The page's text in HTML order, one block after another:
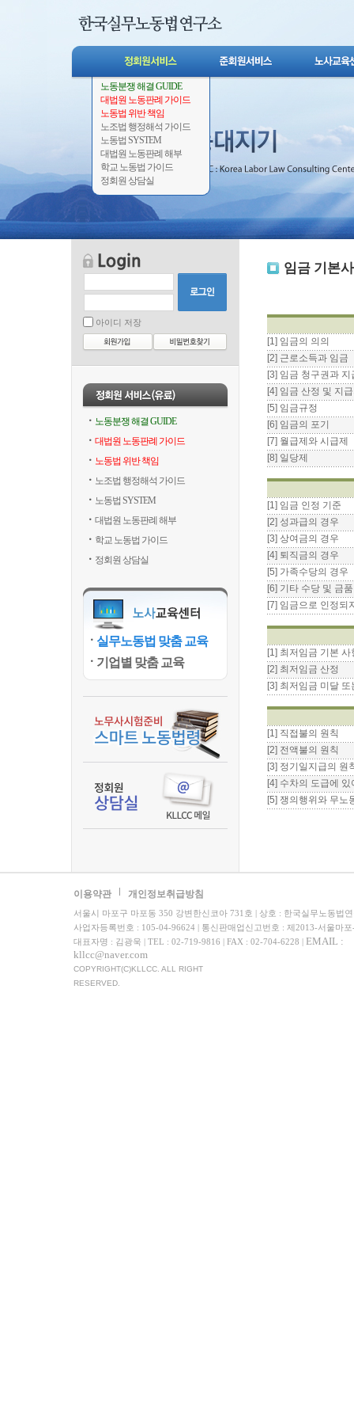
노동분쟁 해결 GUIDE
대법원 노동판례 가이드
노동법 위반 책임
노조법 행정해석 가이드
노동법 SYSTEM
대법원 노동판례 해부
학교 노동법 가이드
정회원 상담실
아이디 저장
노동분쟁 해결 GUIDE
대법원 노동판례 가이드
노동법 위반 책임
노조법 행정해석 가이드
노동법 SYSTEM
대법원 노동판례 해부
학교 노동법 가이드
정회원 상담실
실무노동법 맞춤 교육
기업별 맞춤 교육
임금 기본
[1] 임금의 의의
[2] 근로소득과 임금
[3] 임금 청구권과 지
[4] 임금 산정 및 지
[5] 임금규정
[6] 임금의 포기
[7] 월급제와 시급제
[8] 일당제
[1] 임금 인정 기준
[2] 성과급의 경우
[3] 상여금의 경우
[4] 퇴직금의 경우
[5] 가족수당의 경우
[6] 기타 수당 및 금
[7] 임금으로 인정되
[1] 최저임금 기본 사
[2] 최저임금 산정
[3] 최저임금 미달
[1] 직접불의 원칙
[2] 전액불의 원칙
[3] 정기일지급의 원
[4] 수차의 도급에
[5] 쟁의행위와 무노
이용약관 개인정보취급방침
서울시 마포구 마포동 350 강변한신코아 731호 | 상호 : 한국실무노동법
사업자등록번호 : 105-04-96624 | 통신판매업신고번호 : 제2013-서울마
대표자명 : 김광욱 | TEL : 02-719-9816 | FAX : 02-704-6228 | EMAIL :
kllcc@naver.com
COPYRIGHT(C)KLLCC. ALL RIGHT
RESERVED.